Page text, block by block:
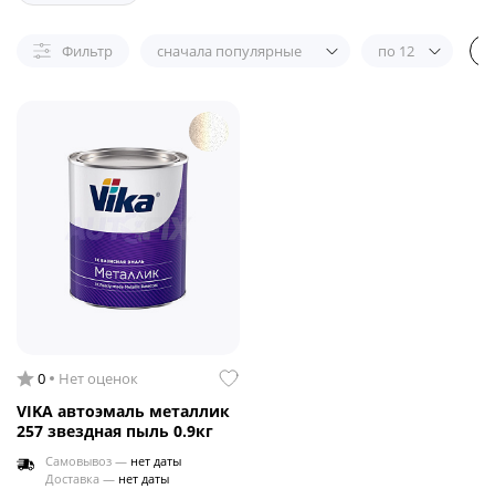
Фильтр сначала популярные по 12
0 Нет оценок
VIKA автоэмаль металлик
257 звездная пыль 0.9кг
Самовывоз — нет даты
Доставка — нет даты